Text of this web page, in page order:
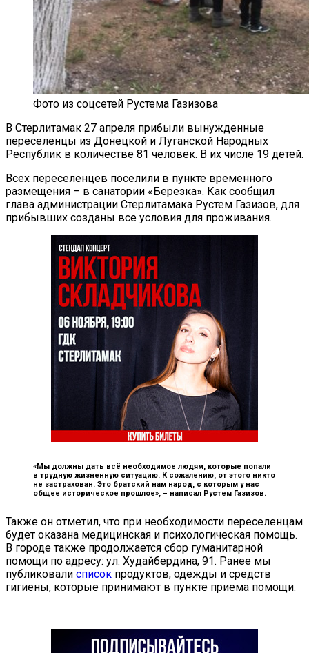
Фото из соцсетей Рустема Газизова
В Стерлитамак 27 апреля прибыли вынужденные
переселенцы из Донецкой и Луганской Народных
Республик в количестве 81 человек. В их числе 19 детей.
Всех переселенцев поселили в пункте временного
размещения – в санатории «Березка». Как сообщил
глава администрации Стерлитамака Рустем Газизов, для
прибывших созданы все условия для проживания.
«Мы должны дать всё необходимое людям, которые попали
в трудную жизненную ситуацию. К сожалению, от этого никто
не застрахован. Это братский нам народ, с которым у нас
общее историческое прошлое», – написал Рустем Газизов.
Также он отметил, что при необходимости переселенцам
будет оказана медицинская и психологическая помощь.
В городе также продолжается сбор гуманитарной
помощи по адресу: ул. Худайбердина, 91. Ранее мы
публиковали список продуктов, одежды и средств
гигиены, которые принимают в пункте приема помощи.